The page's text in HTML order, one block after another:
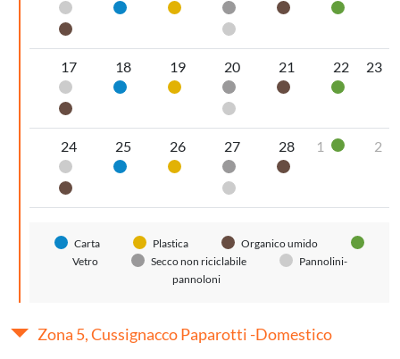
Pannolini-pannoloni
Organico umido
Carta
Plastica Secco non riciclabile
Pannolini-pannoloni
Organico umido
Vetro
17
Pannolini-pannoloni
Organico umido
18
Carta
19
Plastica
20
Secco non riciclabile
Pannolini-pannoloni
21
Organico umido
22
Vetro
23
24
Pannolini-pannoloni
Organico umido
25
Carta
26
Plastica
27
Secco non riciclabile
Pannolini-pannoloni
28
Organico umido
1 Vetro2
Carta Plastica
Organico umido
Vetro
Secco non riciclabile
Pannolini-
pannoloni
Zona 5, Cussignacco Paparotti -Domestico